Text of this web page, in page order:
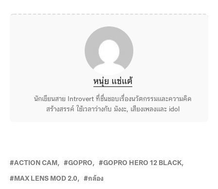
หนุ่ย แซ่แต้
นักเขียนสาย Introvert ที่ชื่นชอบเรื่องนวัตกรรมและความคิด
สร้างสรรค์ ใช้เวลาว่างกับ มังงะ, เสียงเพลงและ idol
ACTION CAM GOPRO GOPRO HERO 12 BLACK
MAX LENS MOD 2.0 กล้อง